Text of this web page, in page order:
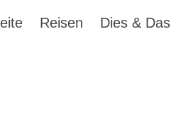
Reisen Dies & Das